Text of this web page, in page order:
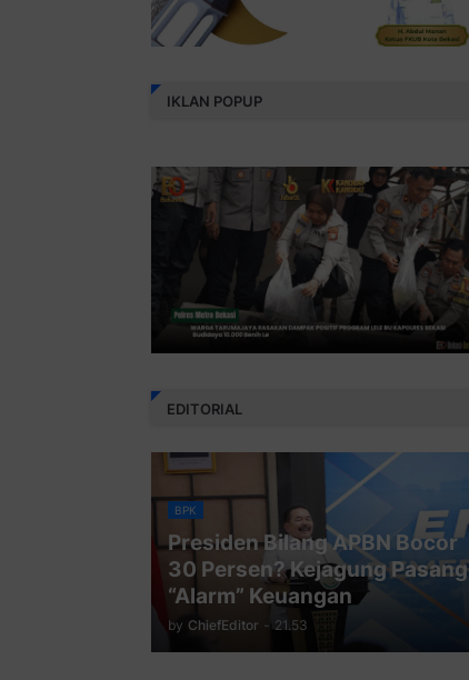
IKLAN POPUP
EDITORIAL
BPK
Presiden Bilang APBN Bocor
30 Persen? Kejagung Pasang
“Alarm” Keuangan
by ChiefEditor - 21.53